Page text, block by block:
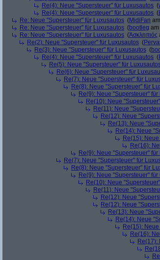
Re(4): Neue "Supersteuer" für Luxusautos (
Re(4): Neue "Supersteuer" für Luxusautos (
Re: Neue "Supersteuer" für Luxusautos (MidiFan
Re: Neue "Supersteuer" für Luxusautos (bootleg
Re: Neue "Supersteuer" für Luxusautos (Ἀσκληπιός
Re(2): Neue "Supersteuer" für Luxusautos (
Re(3): Neue "Supersteuer" für Luxusautos (
Re(4): Neue "Supersteuer" für Luxusautos (
Re(5): Neue "Supersteuer" für
Re(6): Neue "Supersteuer" für
Re(7): Neue "Supersteuer" für
Re(8): Neue "Supersteuer" für
Re(9): Neue "Supersteuer"
Re(10): Neue
Re(11): Neue
Re(12): Neue
Re(13): Neue
Re(14): Neue
Re(15):
Re(16):
Re(9): Neue "Supersteuer"
Re(7): Neue "Supersteuer" für
Re(8): Neue "Supersteuer" für
Re(9): Neue "Supersteuer"
Re(10): Neue
Re(11): Neue
Re(12): Neue
Re(12): Neue
Re(13): Neue
Re(14): Neue
Re(15):
Re(16):
Re(17):